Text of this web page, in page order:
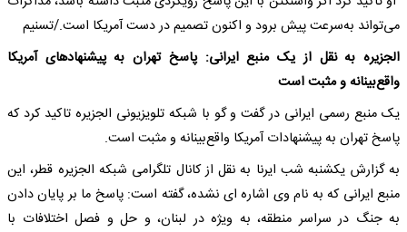
می‌تواند به‌سرعت پیش برود و اکنون تصمیم در دست آمریکا است./تسنیم
الجزیره به نقل از یک منبع ایرانی: پاسخ تهران به پیشنهادهای آمریکا
واقع‌بینانه و مثبت است
یک منبع رسمی ایرانی در گفت و گو با شبکه تلویزیونی الجزیره تاکید کرد که
پاسخ تهران به پیشنهادات آمریکا واقع‌بینانه و مثبت است.
به گزارش یکشنبه شب ایرنا به نقل از کانال تلگرامی شبکه الجزیره قطر، این
منبع ایرانی که به نام وی اشاره ای نشده، گفته است: پاسخ ما بر پایان دادن
به جنگ در سراسر منطقه، به ویژه در لبنان، و حل و فصل اختلافات با